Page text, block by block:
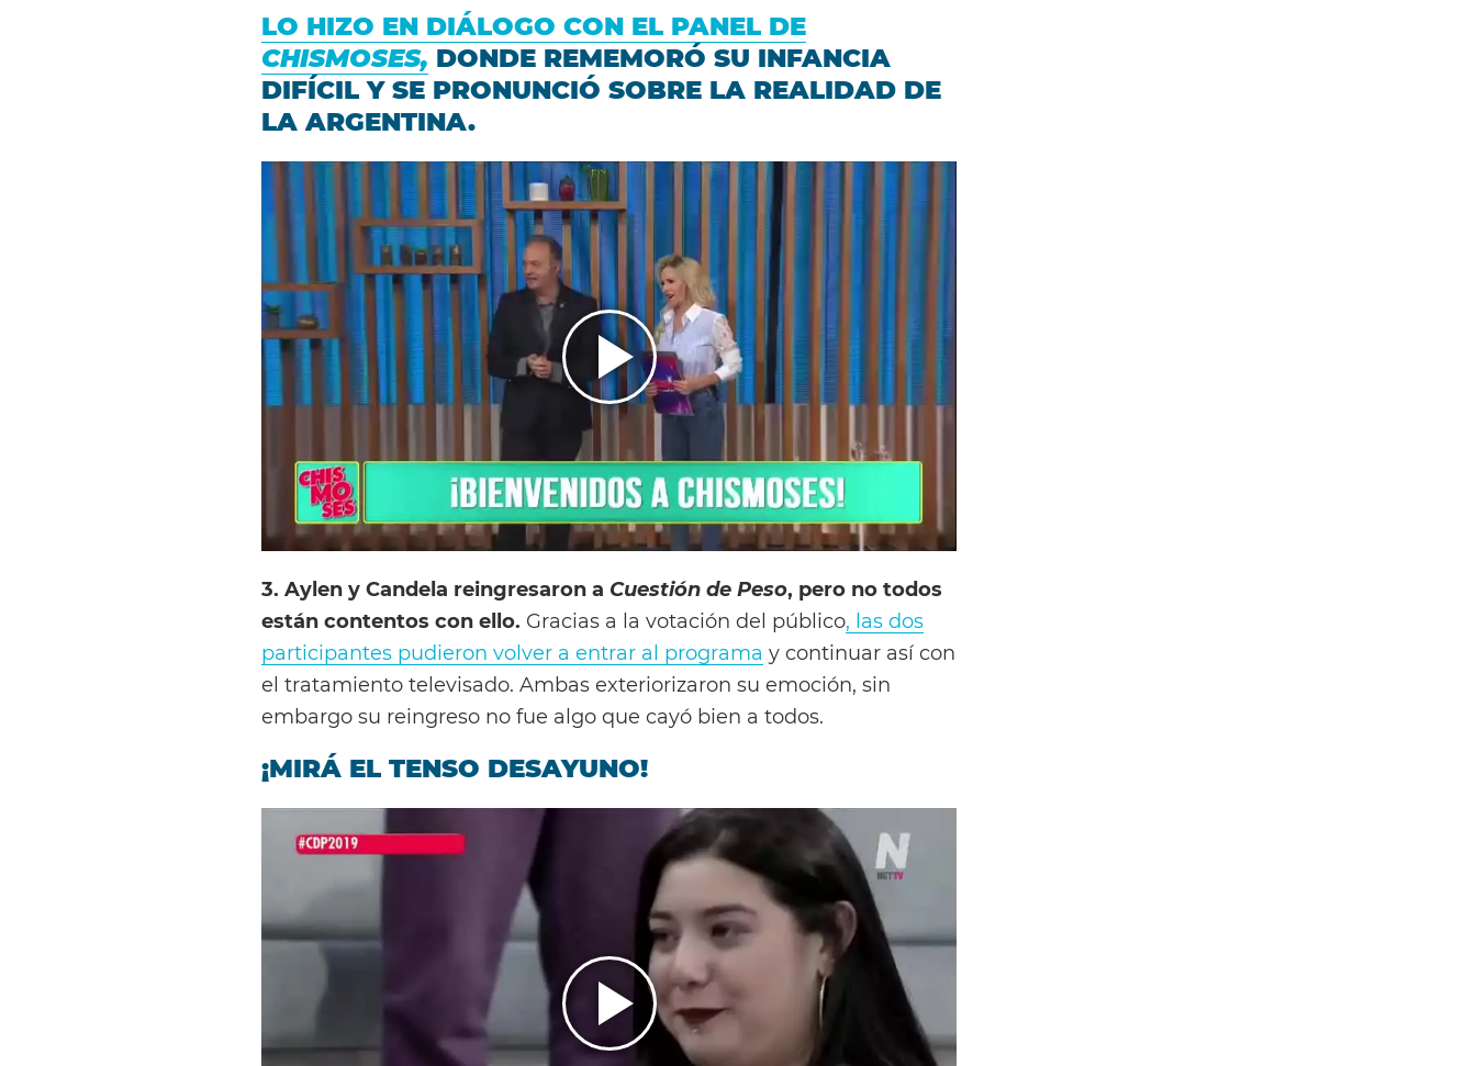
LO HIZO EN DIÁLOGO CON EL PANEL DE
CHISMOSES, DONDE REMEMORÓ SU INFANCIA
DIFÍCIL Y SE PRONUNCIÓ SOBRE LA REALIDAD DE
LA ARGENTINA.
3. Aylen y Candela reingresaron a Cuestión de Peso, pero no todos
están contentos con ello. Gracias a la votación del público, las dos
participantes pudieron volver a entrar al programa y continuar así con
el tratamiento televisado. Ambas exteriorizaron su emoción, sin
embargo su reingreso no fue algo que cayó bien a todos.
¡MIRÁ EL TENSO DESAYUNO!